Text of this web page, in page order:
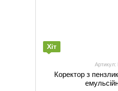
Хіт
Артикул:
Коректор з